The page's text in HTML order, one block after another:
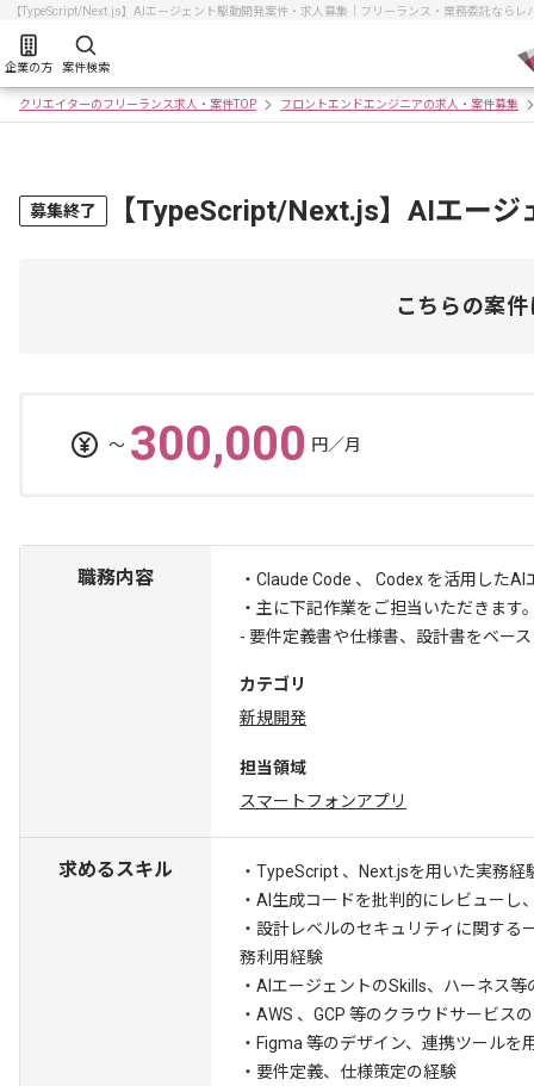
【TypeScript/Next.js】AIエージェント駆動開発案件・求人募集｜フリーランス・業務委託ならレ
企業の方 案件検索
クリエイターのフリーランス求人・案件TOP フロントエンドエンジニアの求人・案件募集
募集終了 【TypeScript/Next.js】AIエー
こちらの案
〜 300,000 円／月
職務内容
・Claude Code 、 Codex を活用した
・主に下記作業をご担当いただきます
- 要件定義書や仕様書、設計書をベー
カテゴリ
新規開発
担当領域
スマートフォンアプリ
求めるスキル
・TypeScript 、Next.jsを用いた実務経
・AI生成コードを批判的にレビューし
・設計レベルのセキュリティに関する
務利用経験
・AIエージェントのSkills、ハーネス
・AWS 、GCP 等のクラウドサービス
・Figma 等のデザイン、連携ツールを
・要件定義、仕様策定の経験